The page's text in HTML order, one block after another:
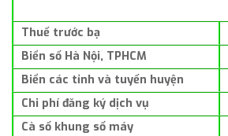
Thuế trước bạ
Biển số Hà Nội, TPHCM
Biển các tỉnh và tuyến huyện
Chi phí đăng ký dịch vụ
Cà số khung số máy